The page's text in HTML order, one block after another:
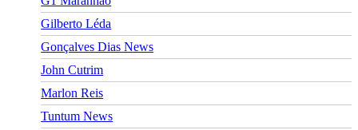
Gilberto Léda
Gonçalves Dias News
John Cutrim
Marlon Reis
Tuntum News